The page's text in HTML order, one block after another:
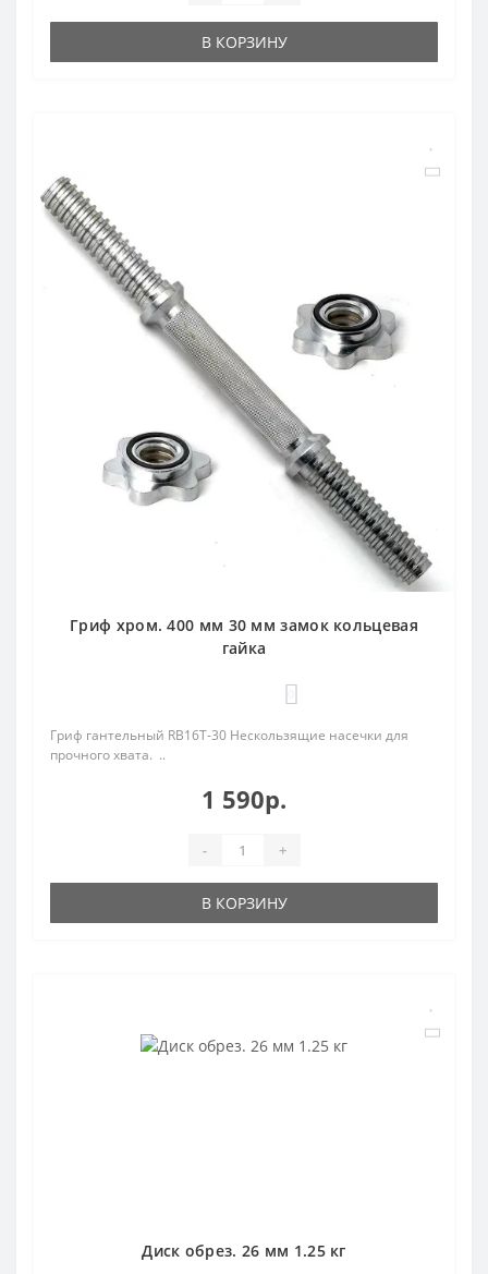
В КОРЗИНУ
Гриф хром. 400 мм 30 мм замок кольцевая
гайка
Гриф гантельный RB16T-30 Нескользящие насечки для
прочного хвата. ..
1 590р.
- +
В КОРЗИНУ
Диск обрез. 26 мм 1.25 кг